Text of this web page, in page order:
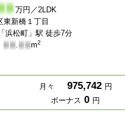
- 万円／2LDK
東新橋１丁目
浜松町」駅 徒歩7分
- - .- - m2
月々 975,742 円
ボーナス 0 円